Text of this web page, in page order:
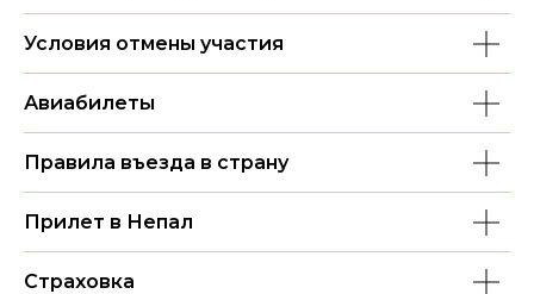
Условия отмены участия
Авиабилеты
Правила въезда в страну
Прилет в Непал
Страховка